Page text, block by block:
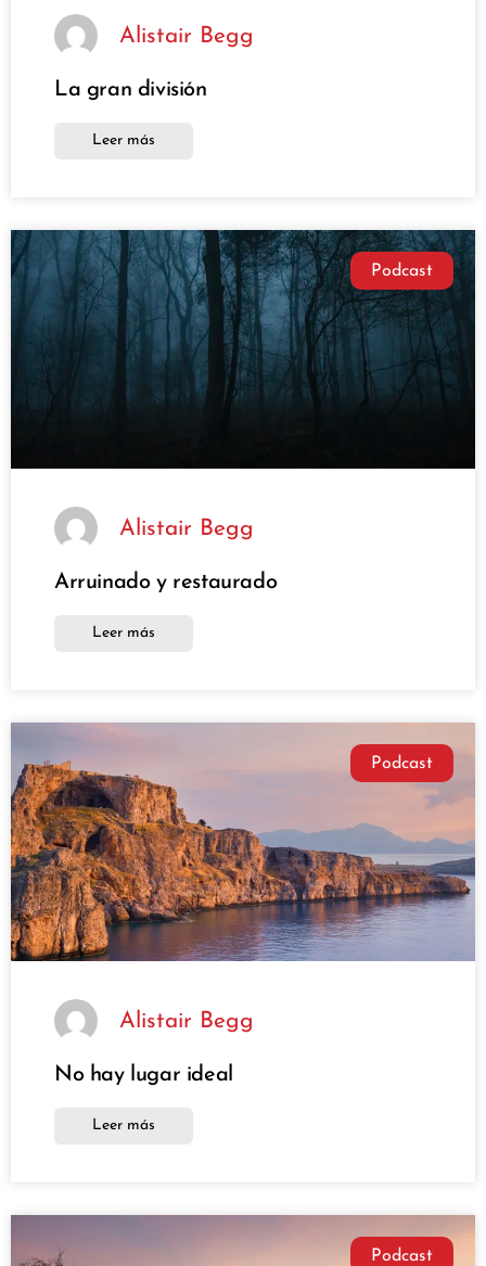
Alistair Begg
La gran división
Leer más
Podcast
Alistair Begg
Arruinado y restaurado
Leer más
Podcast
Alistair Begg
No hay lugar ideal
Leer más
Podcast